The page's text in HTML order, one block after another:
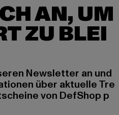
AN, UM
ZU BLEI
Newsletter an und
über aktuelle Tre
von DefShop p